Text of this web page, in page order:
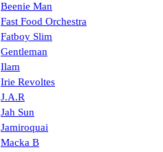
Beenie Man
Fast Food Orchestra
Fatboy Slim
Gentleman
Ilam
Irie Revoltes
J.A.R
Jah Sun
Jamiroquai
Macka B